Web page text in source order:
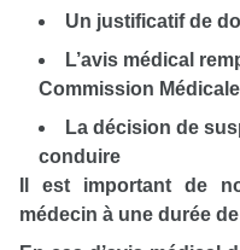
Un justificatif de
L’avis médical
Commission
La décision de
conduire
Il est important de
médecin à une durée